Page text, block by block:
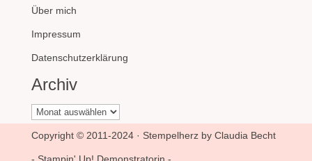
Über mich
Impressum
Datenschutzerklärung
Archiv
Archiv
Copyright © 2011-2024 · Stempelherz by Claudia Becht